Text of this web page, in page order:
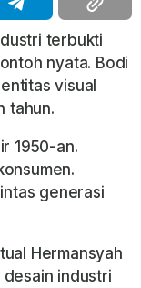
terbukti
nyata. Bodi
visual
tahun.
1950-an.
generasi
Hermansyah
industri